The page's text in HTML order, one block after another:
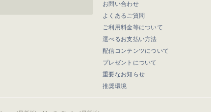
お問い合わせ
よくあるご質問
ご利用料金等について
選べるお支払い方法
配信コンテンツについて
プレゼントについて
重要なお知らせ
推奨環境